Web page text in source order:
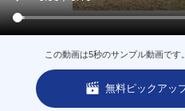
この動画は5秒のサンプル動画です
無料ピックアッ